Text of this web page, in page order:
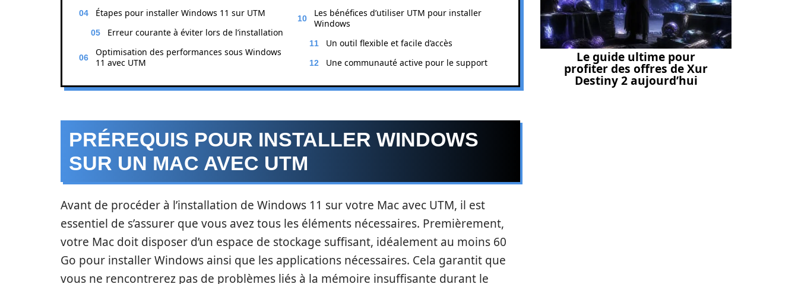
Étapes pour installer Windows 11 sur UTM
Erreur courante à éviter lors de l’installation
Optimisation des performances sous Windows
11 avec UTM
Les bénéfices d’utiliser UTM pour installer
Windows
Un outil flexible et facile d’accès
Une communauté active pour le support
PRÉREQUIS POUR INSTALLER WINDOWS
SUR UN MAC AVEC UTM
Avant de procéder à l’installation de Windows 11 sur votre Mac avec UTM, il est
essentiel de s’assurer que vous avez tous les éléments nécessaires. Premièrement,
votre Mac doit disposer d’un espace de stockage suffisant, idéalement au moins 60
Go pour installer Windows ainsi que les applications nécessaires. Cela garantit que
vous ne rencontrerez pas de problèmes liés à la mémoire insuffisante durant le
Le guide ultime pour
profiter des offres de Xur
Destiny 2 aujourd’hui